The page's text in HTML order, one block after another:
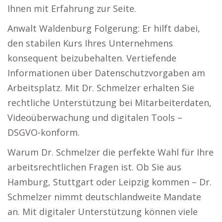
Ihnen mit Erfahrung zur Seite.
Anwalt Waldenburg Folgerung: Er hilft dabei,
den stabilen Kurs Ihres Unternehmens
konsequent beizubehalten. Vertiefende
Informationen über Datenschutzvorgaben am
Arbeitsplatz. Mit Dr. Schmelzer erhalten Sie
rechtliche Unterstützung bei Mitarbeiterdaten,
Videoüberwachung und digitalen Tools –
DSGVO-konform.
Warum Dr. Schmelzer die perfekte Wahl für Ihre
arbeitsrechtlichen Fragen ist. Ob Sie aus
Hamburg, Stuttgart oder Leipzig kommen – Dr.
Schmelzer nimmt deutschlandweite Mandate
an. Mit digitaler Unterstützung können viele